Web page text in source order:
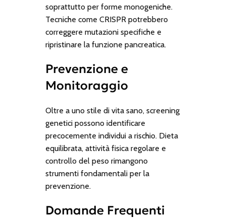
soprattutto per forme monogeniche.
Tecniche come CRISPR potrebbero
correggere mutazioni specifiche e
ripristinare la funzione pancreatica.
Prevenzione e
Monitoraggio
Oltre a uno stile di vita sano, screening
genetici possono identificare
precocemente individui a rischio. Dieta
equilibrata, attività fisica regolare e
controllo del peso rimangono
strumenti fondamentali per la
prevenzione.
Domande Frequenti